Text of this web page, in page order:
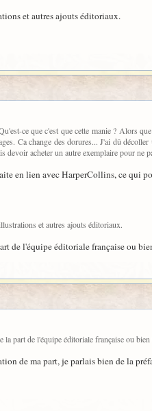
et autres ajouts éditoriaux.
ce que c'est que cette manie ? Alors
Ca change des dorures... J'ai dû
devoir acheter un autre exemplaire pour ne
en lien avec HarperCollins, ce qui
et autres ajouts éditoriaux.
de l'équipe éditoriale française ou
la part de l'équipe éditoriale française ou
de ma part, je parlais bien de la